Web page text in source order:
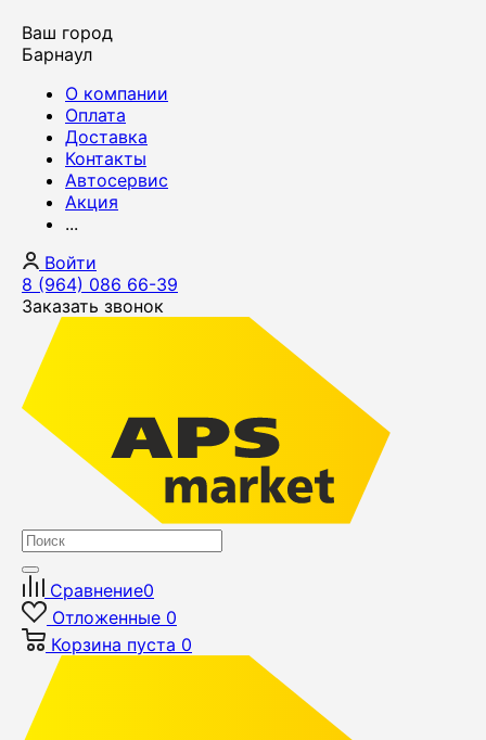
Ваш город
Барнаул
О компании
Оплата
Доставка
Контакты
Автосервис
Акция
...
Войти
8 (964) 086 66-39
Заказать звонок
Сравнение0
Отложенные 0
Корзина пуста 0